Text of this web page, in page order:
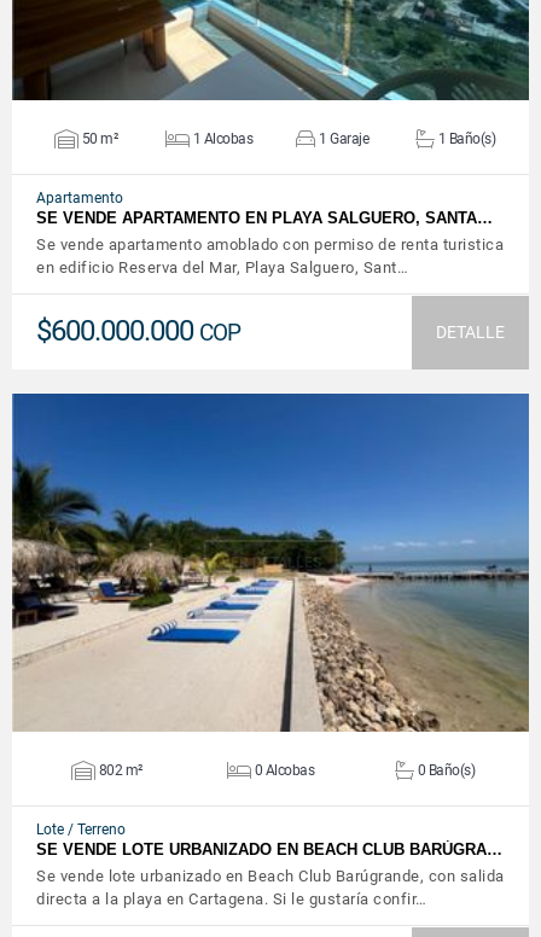
50 m² 1 Alcobas 1 Garaje 1 Baño(s)
Apartamento
SE VENDE APARTAMENTO EN PLAYA SALGUERO, SANTA…
Se vende apartamento amoblado con permiso de renta turistica
en edificio Reserva del Mar, Playa Salguero, Sant…
$600.000.000 COP DETALLE
VER DETALLES
802 m² 0 Alcobas 0 Baño(s)
Lote / Terreno
SE VENDE LOTE URBANIZADO EN BEACH CLUB BARÚGRA…
Se vende lote urbanizado en Beach Club Barúgrande, con salida
directa a la playa en Cartagena. Si le gustaría confir…